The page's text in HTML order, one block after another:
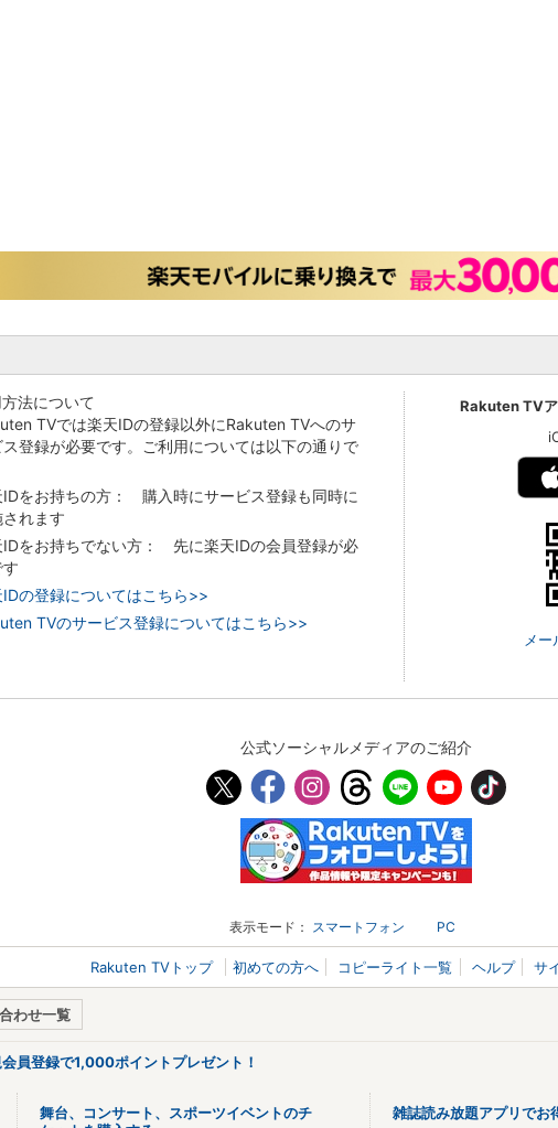
法について
TVでは楽天IDの登録以外にRakuten TVへのサ
ス登録が必要です。ご利用については以下の通りで
IDをお持ちの方： 購入時にサービス登録も同時に
れます
IDをお持ちでない方： 先に楽天IDの会員登録が必
の登録についてはこちら>>
TVのサービス登録についてはこちら>>
Rakuten TVア
メー
公式ソーシャルメディアのご紹介
表示モード： スマートフォン PC
Rakuten TVトップ 初めての方へ コピーライト一覧 ヘルプ サ
わせ一覧
員登録で1,000ポイントプレゼント！
舞台、コンサート、スポーツイベントのチ
雑誌読み放題アプリでお